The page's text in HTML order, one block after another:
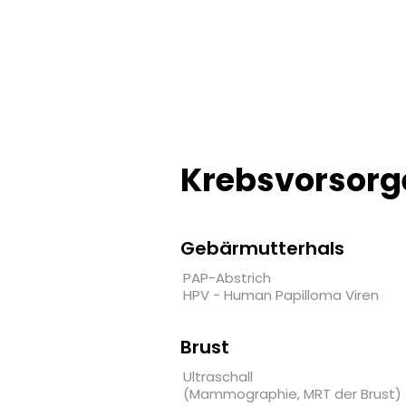
Gebärmutterhals
PAP-Abstrich
HPV - Human Papilloma Viren
Brust
Ultraschall
(Mammographie, MRT der Brust)